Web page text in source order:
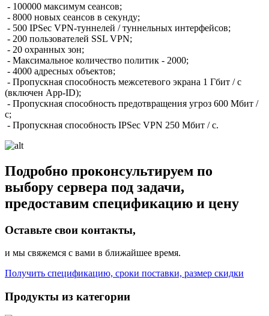
- 100000 максимум сеансов;
- 8000 новых сеансов в секунду;
- 500 IPSec VPN-туннелей / туннельных интерфейсов;
- 200 пользователей SSL VPN;
- 20 охранных зон;
- Максимальное количество политик - 2000;
- 4000 адресных объектов;
- Пропускная способность межсетевого экрана 1 Гбит / с
(включен App-ID);
- Пропускная способность предотвращения угроз 600 Мбит /
с;
- Пропускная способность IPSec VPN 250 Мбит / с.
Подробно проконсультируем по
выбору сервера под задачи,
предоставим спецификацию и цену
Оставьте свои контакты,
и мы свяжемся с вами в ближайшее время.
Получить спецификацию, сроки поставки, размер скидки
Продукты из категории